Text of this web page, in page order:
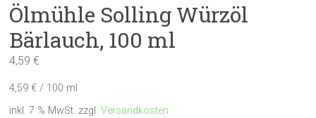
Ölmühle Solling Würzöl
Bärlauch, 100 ml
4,59€
4,59€ / 100 ml
inkl. 7 % MwSt. zzgl.Versandkosten